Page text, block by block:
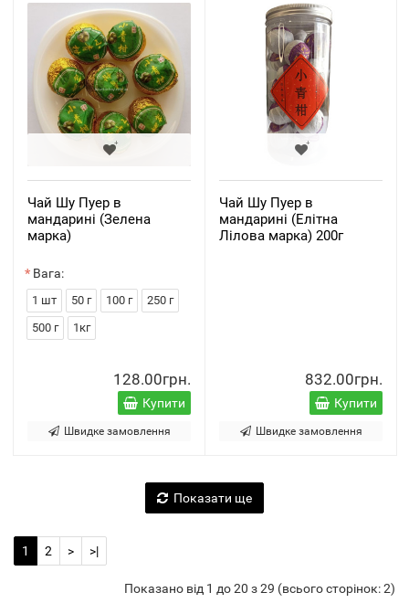
Чай Шу Пуер в
мандарині (Зелена
марка)
Вага:
1 шт 50 г 100 г
250 г
500 г
1кг
128.00грн.
Купити
Швидке замовлення
Чай Шу Пуер в
мандарині (Елітна
Лілова марка) 200г
832.00грн.
Купити
Швидке замовлення
Показати ще
1 2 > >|
Показано від 1 до 20 з 29 (всього сторінок: 2)